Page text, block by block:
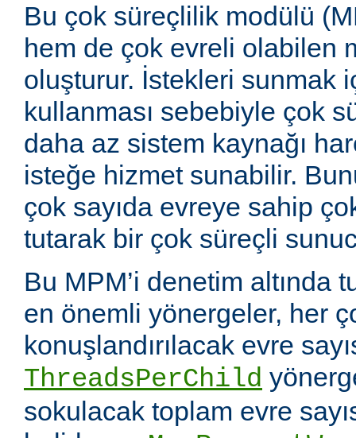
Bu çok süreçlilik modülü
hem de çok evreli olabilen
oluşturur. İstekleri sunmak
kullanması sebebiyle çok
daha az sistem kaynağı
isteğe hizmet sunabilir.
çok sayıda evreye sahip
tutarak bir çok süreçli
Bu MPM’i denetim altında
en önemli yönergeler, her
konuşlandırılacak evre
ThreadsPerChild
sokulacak toplam evre